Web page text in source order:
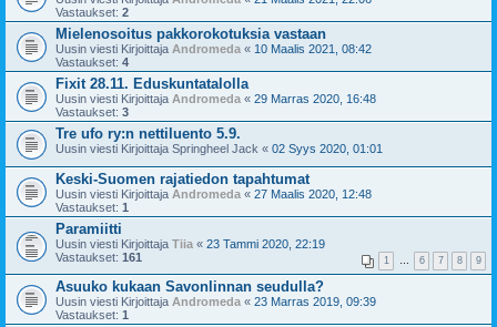
Vastaukset: 2
Mielenosoitus pakkorokotuksia vastaan
Uusin viesti Kirjoittaja Andromeda « 10 Maalis 2021, 08:42
Vastaukset: 4
Fixit 28.11. Eduskuntatalolla
Uusin viesti Kirjoittaja Andromeda « 29 Marras 2020, 16:48
Vastaukset: 3
Tre ufo ry:n nettiluento 5.9.
Uusin viesti Kirjoittaja Springheel Jack « 02 Syys 2020, 01:01
Keski-Suomen rajatiedon tapahtumat
Uusin viesti Kirjoittaja Andromeda « 27 Maalis 2020, 12:48
Vastaukset: 1
Paramiitti
Uusin viesti Kirjoittaja Tiia « 23 Tammi 2020, 22:19
Vastaukset: 161 1 … 6 7 8 9
Asuuko kukaan Savonlinnan seudulla?
Uusin viesti Kirjoittaja Andromeda « 23 Marras 2019, 09:39
Vastaukset: 1